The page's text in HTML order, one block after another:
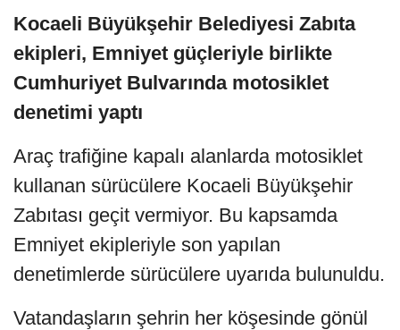
Kocaeli Büyükşehir Belediyesi Zabıta
ekipleri, Emniyet güçleriyle birlikte
Cumhuriyet Bulvarında motosiklet
denetimi yaptı
Araç trafiğine kapalı alanlarda motosiklet
kullanan sürücülere Kocaeli Büyükşehir
Zabıtası geçit vermiyor. Bu kapsamda
Emniyet ekipleriyle son yapılan
denetimlerde sürücülere uyarıda bulunuldu.
Vatandaşların şehrin her köşesinde gönül